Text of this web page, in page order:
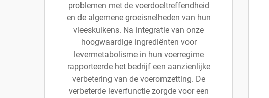
problemen met de voerdoeltreffendheid
en de algemene groeisnelheden van hun
vleeskuikens. Na integratie van onze
hoogwaardige ingrediënten voor
levermetabolisme in hun voerregime
rapporteerde het bedrijf een aanzienlijke
verbetering van de voeromzetting. De
verbeterde leverfunctie zorgde voor een